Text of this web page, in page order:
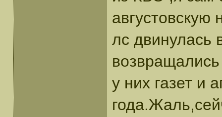
августовскую
лс двинулась
у них газет и